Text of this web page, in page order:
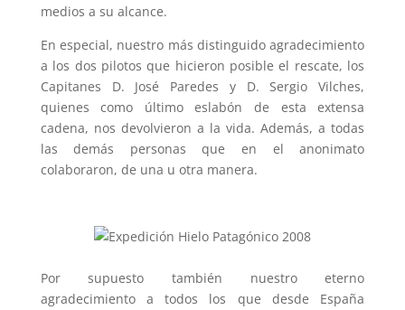
medios a su alcance.
En especial, nuestro más distinguido agradecimiento
a los dos pilotos que hicieron posible el rescate, los
Capitanes D. José Paredes y D. Sergio Vilches,
quienes como último eslabón de esta extensa
cadena, nos devolvieron a la vida. Además, a todas
las demás personas que en el anonimato
colaboraron, de una u otra manera.
Por supuesto también nuestro eterno
agradecimiento a todos los que desde España